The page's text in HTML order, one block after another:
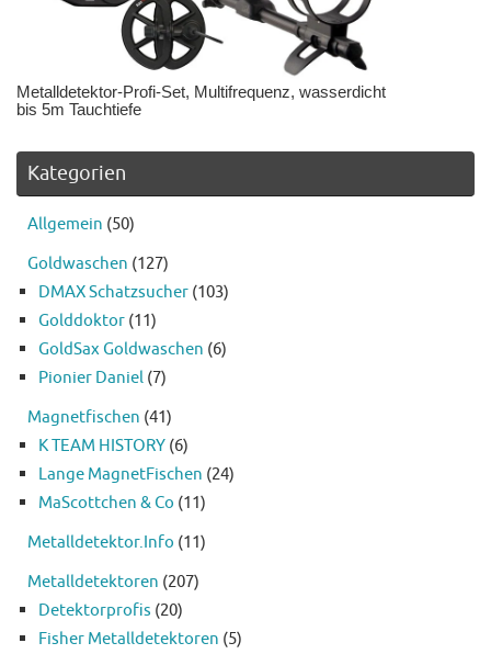
Metalldetektor-Profi-Set, Multifrequenz, wasserdicht
bis 5m Tauchtiefe
Kategorien
Allgemein (50)
Goldwaschen (127)
DMAX Schatzsucher (103)
Golddoktor (11)
GoldSax Goldwaschen (6)
Pionier Daniel (7)
Magnetfischen (41)
K TEAM HISTORY (6)
Lange MagnetFischen (24)
MaScottchen & Co (11)
Metalldetektor.Info (11)
Metalldetektoren (207)
Detektorprofis (20)
Fisher Metalldetektoren (5)